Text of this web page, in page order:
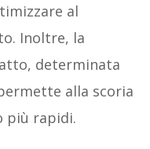
al
Inoltre, la
determinata
alla scoria
più rapidi.